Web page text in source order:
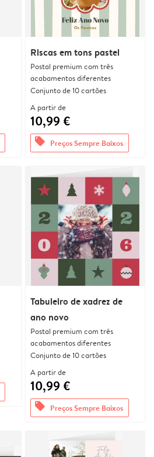
Riscas em tons pastel
Postal premium com três
acabamentos diferentes
Conjunto de 10 cartões
A partir de
10,99 €
offers Preços Sempre Baixos
Tabuleiro de xadrez de
ano novo
Postal premium com três
acabamentos diferentes
Conjunto de 10 cartões
A partir de
10,99 €
offers Preços Sempre Baixos